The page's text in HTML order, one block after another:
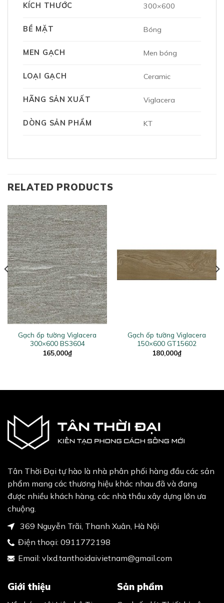
KÍCH THƯỚC 300×600
BỀ MẶT Bóng
MEN GẠCH Men bóng
LOẠI GẠCH Ceramic
HÃNG SẢN XUẤT Viglacera
DÒNG SẢN PHẨM KT
RELATED PRODUCTS
Gạch ốp tường Viglacera
300×600 BS3604
165,000₫
Gạch ốp tường Viglacera
150×600 GT15602
180,000₫
Tân Thời Đại tự hào là nhà phân phối hàng đầu các sản
phẩm mang các thương hiệu khác nhau đã và đang
được nhiều khách hàng, các nhà thầu xây dựng lớn ưa
chuộng.
369 Nguyễn Trãi, Thanh Xuân, Hà Nội
Điện thoại: 0911772198
Email: vlxd.tanthoidaivietnam@gmail.com
Giới thiệu Sản phẩm